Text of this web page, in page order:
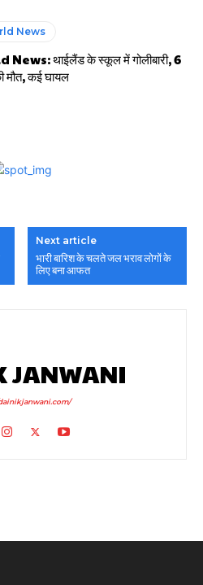
News
News: थाईलैंड के स्कूल में गोलीबारी, 6
मौत, कई घायल
Next article
भारी बारिश के चलते जल भराव लोगों के
लिए बना आफत
JANWANI